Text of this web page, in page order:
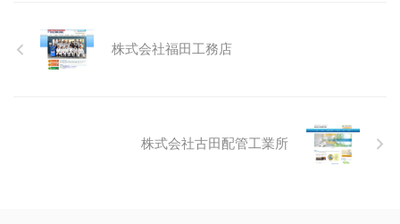
株式会社福田工務店
株式会社古田配管工業所